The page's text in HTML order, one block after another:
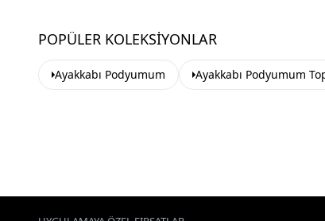
POPÜLER KOLEKSIYONLAR
Ayakkabı Podyumum Ayakkabı Podyumum